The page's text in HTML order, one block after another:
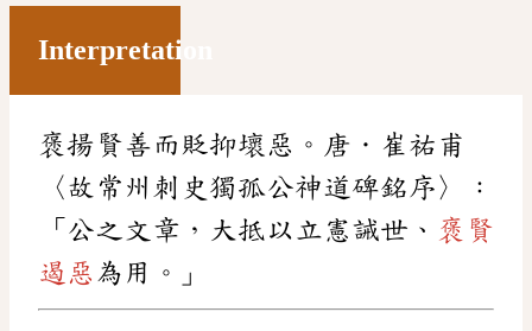
Interpretation
褒揚賢善而貶抑壞惡。唐．崔祐甫
〈故常州刺史獨孤公神道碑銘序〉：
「公之文章，大抵以立憲誡世、 褒賢
遏惡 為用。」